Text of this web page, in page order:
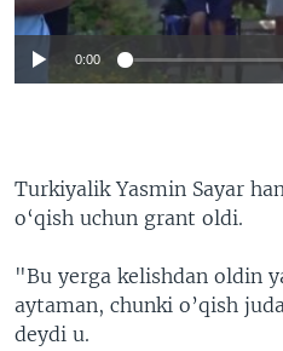
0:00
Turkiyalik Yasmin Sayar
o‘qish uchun grant oldi.
"Bu yerga kelishdan oldin
aytaman, chunki o’qish
deydi u.